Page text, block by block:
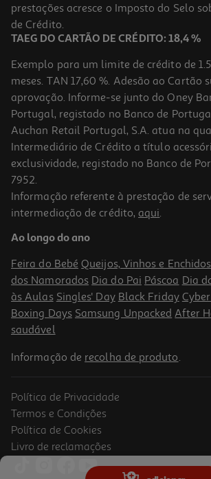
13,90 € PVP de editor
12,51 €
-33%
Panda Vamos À Escola?
9.3 €/un
PVP de editor
9,30 €
Promoção
-10%
Livro Os Indomáveis F. C. - Operação Bola De
prestações acresce o Imposto do Selo
de Crédito.
TAEG DO CARTÃO DE CRÉDITO: 18,4 %
Exemplo para um limite de crédito de
meses. TAN 17,60 %. Adesão ao Cartão
aprovação. Informe-se junto do Oney
Portugal, registado no Banco de
Auchan Retail Portugal, S.A. atua na
Intermediário de Crédito a título
exclusividade, registado no Banco de
7952.
Informação referente à prestação de
intermediação de crédito, aqui.
Ao longo do ano
Feira do Bebé Queijos, Vinhos e Enchidos
dos Namorados Dia do Pai Páscoa Dia
às Aulas Singles' Day Black Friday
Boxing Days Samsung Unpacked After
saudável
Informação de recolha de produto.
Política de Privacidade
Termos e Condições
Política de Cookies
Livro de reclamações